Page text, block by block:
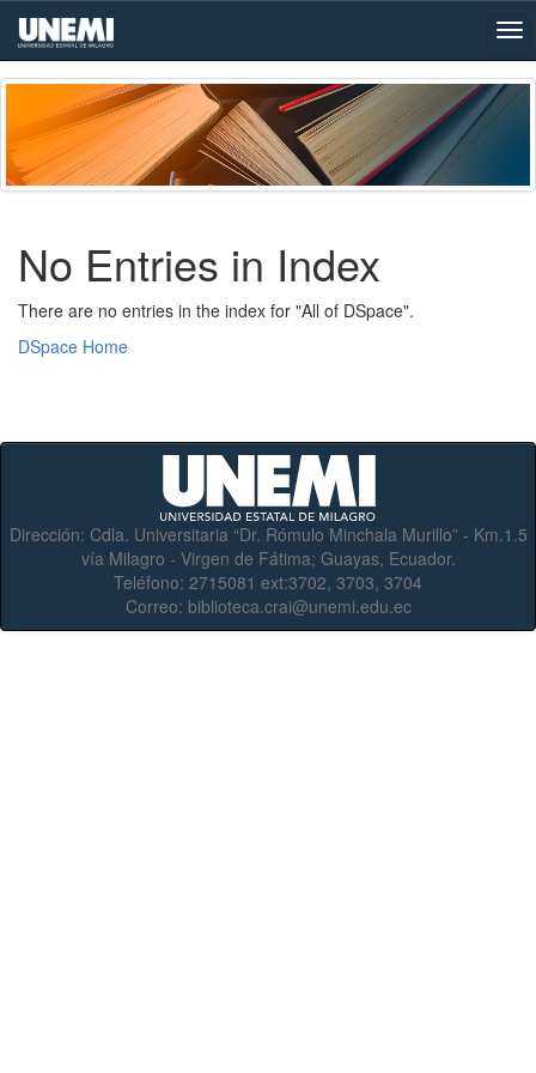
Skip
navigation
No Entries in Index
There are no entries in the index for "All of DSpace".
DSpace Home
Dirección: Cdla. Universitaria “Dr. Rómulo Minchala Murillo” - Km.1.5
vía Milagro - Virgen de Fátima; Guayas, Ecuador.
Teléfono: 2715081 ext:3702, 3703, 3704
Correo: biblioteca.crai@unemi.edu.ec